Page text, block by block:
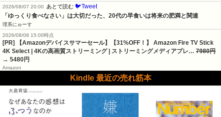
2026/08/07 20:00
あとで読む 🐦Tweet
「ゆっくり食べなさい」は大切だった、20代の早食いは将来の肥満と関連
理系にゅーす
2026/08/08 15:00時点
[PR] 【Amazonデバイスサマーセール】【31%OFF！】 Amazon Fire TV Stick
4K Select | 4Kの高画質ストリーミング | ストリーミングメディアプレ… 7980円
→ 5480円
Amazon
Kindle 最近の売れ筋本